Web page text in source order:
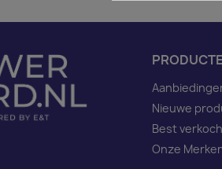
Nieuwe
Best
Onze